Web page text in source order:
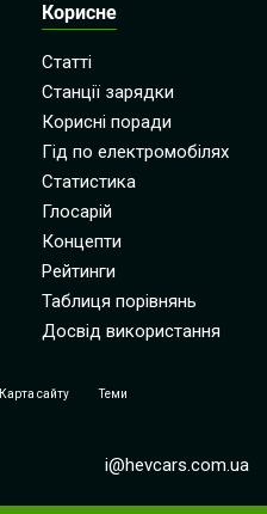
Корисне
Статті
Станції зарядки
Корисні поради
Гід по електромобілях
Статистика
Глосарій
Концепти
Рейтинги
Таблиця порівнянь
Досвід використання
Карта сайту
Теми
i@hevcars.com.ua